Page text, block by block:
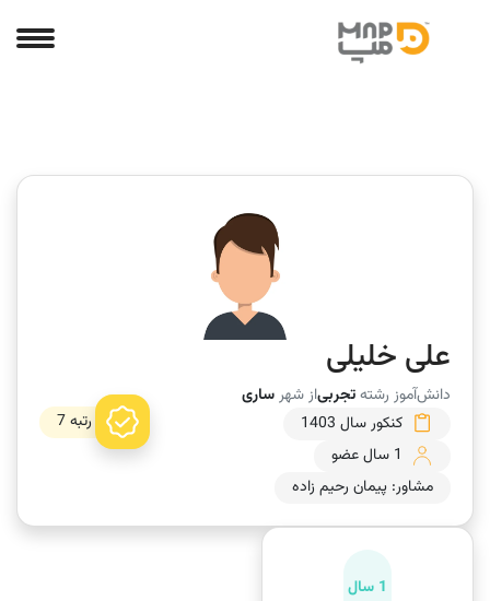
علی خلیلی
دانش‌آموز رشتهتجربیاز شهرساری
کنکور سال 1403
1 سال عضو
مشاور: پیمان رحیم زاده
رتبه 7
1 سال